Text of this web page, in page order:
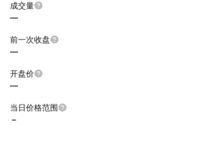
成交量
—
前一次收盘
—
开盘价
—
当日价格范围
–